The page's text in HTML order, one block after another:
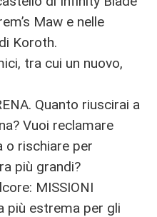
Maw e nelle
Koroth.
tra cui un nuovo,
Quanto riuscirai a
Vuoi reclamare
o rischiare per
più grandi?
MISSIONI
più estrema per gli